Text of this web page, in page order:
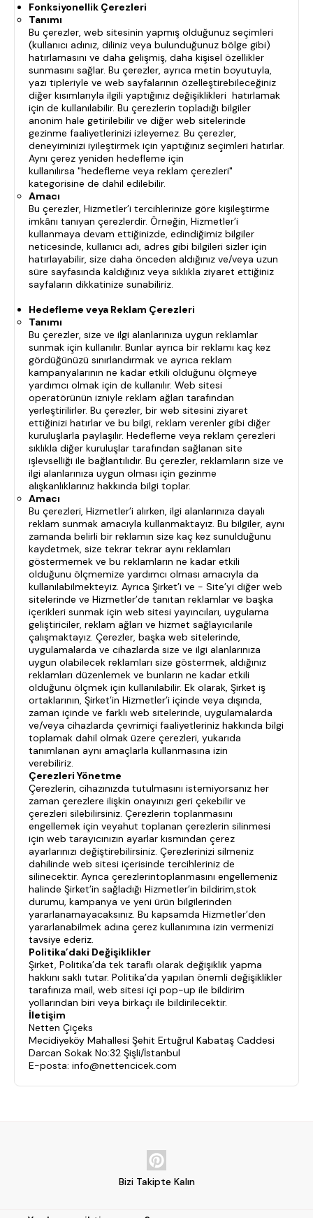
Fonksiyonellik Çerezleri
Tanımı
Bu çerezler, web sitesinin yapmış olduğunuz seçimleri
(kullanıcı adınız, diliniz veya bulunduğunuz bölge gibi)
hatırlamasını ve daha gelişmiş, daha kişisel özellikler
sunmasını sağlar. Bu çerezler, ayrıca metin boyutuyla,
yazı tipleriyle ve web sayfalarının özelleştirebileceğiniz
diğer kısımlarıyla ilgili yaptığınız değişiklikleri hatırlamak
için de kullanılabilir. Bu çerezlerin topladığı bilgiler
anonim hale getirilebilir ve diğer web sitelerinde
gezinme faaliyetlerinizi izleyemez. Bu çerezler,
deneyiminizi iyileştirmek için yaptığınız seçimleri hatırlar.
Aynı çerez yeniden hedefleme için
kullanılırsa "hedefleme veya reklam çerezleri"
kategorisine de dahil edilebilir.
Amacı
Bu çerezler, Hizmetler’i tercihlerinize göre kişileştirme
imkânı tanıyan çerezlerdir. Örneğin, Hizmetler’i
kullanmaya devam ettiğinizde, edindiğimiz bilgiler
neticesinde, kullanıcı adı, adres gibi bilgileri sizler için
hatırlayabilir, size daha önceden aldığınız ve/veya uzun
süre sayfasında kaldığınız veya sıklıkla ziyaret ettiğiniz
sayfaların dikkatinize sunabiliriz.
Hedefleme veya Reklam Çerezleri
Tanımı
Bu çerezler, size ve ilgi alanlarınıza uygun reklamlar
sunmak için kullanılır. Bunlar ayrıca bir reklamı kaç kez
gördüğünüzü sınırlandırmak ve ayrıca reklam
kampanyalarının ne kadar etkili olduğunu ölçmeye
yardımcı olmak için de kullanılır. Web sitesi
operatörünün izniyle reklam ağları tarafından
yerleştirilirler. Bu çerezler, bir web sitesini ziyaret
ettiğinizi hatırlar ve bu bilgi, reklam verenler gibi diğer
kuruluşlarla paylaşılır. Hedefleme veya reklam çerezleri
sıklıkla diğer kuruluşlar tarafından sağlanan site
işlevselliği ile bağlantılıdır. Bu çerezler, reklamların size ve
ilgi alanlarınıza uygun olması için gezinme
alışkanlıklarınız hakkında bilgi toplar.
Amacı
Bu çerezleri, Hizmetler’i alırken, ilgi alanlarınıza dayalı
reklam sunmak amacıyla kullanmaktayız. Bu bilgiler, aynı
zamanda belirli bir reklamın size kaç kez sunulduğunu
kaydetmek, size tekrar tekrar aynı reklamları
göstermemek ve bu reklamların ne kadar etkili
olduğunu ölçmemize yardımcı olması amacıyla da
kullanılabilmekteyiz. Ayrıca Şirket’i ve - Site’yi diğer web
sitelerinde ve Hizmetler’de tanıtan reklamlar ve başka
içerikleri sunmak için web sitesi yayıncıları, uygulama
geliştiriciler, reklam ağları ve hizmet sağlayıcılarile
çalışmaktayız. Çerezler, başka web sitelerinde,
uygulamalarda ve cihazlarda size ve ilgi alanlarınıza
uygun olabilecek reklamları size göstermek, aldığınız
reklamları düzenlemek ve bunların ne kadar etkili
olduğunu ölçmek için kullanılabilir. Ek olarak, Şirket iş
ortaklarının, Şirket’in Hizmetler’i içinde veya dışında,
zaman içinde ve farklı web sitelerinde, uygulamalarda
ve/veya cihazlarda çevrimiçi faaliyetleriniz hakkında bilgi
toplamak dahil olmak üzere çerezleri, yukarıda
tanımlanan aynı amaçlarla kullanmasına izin
verebiliriz.
Çerezleri Yönetme
Çerezlerin, cihazınızda tutulmasını istemiyorsanız her
zaman çerezlere ilişkin onayınızı geri çekebilir ve
çerezleri silebilirsiniz. Çerezlerin toplanmasını
engellemek için veyahut toplanan çerezlerin silinmesi
için web tarayıcınızın ayarlar kısmından çerez
ayarlarınızı değiştirebilirsiniz. Çerezlerinizi silmeniz
dahilinde web sitesi içerisinde tercihleriniz de
silinecektir. Ayrıca çerezlerintoplanmasını engellemeniz
halinde Şirket’in sağladığı Hizmetler’in bildirim,stok
durumu, kampanya ve yeni ürün bilgilerinden
yararlanamayacaksınız. Bu kapsamda Hizmetler’den
yararlanabilmek adına çerez kullanımına izin vermenizi
tavsiye ederiz.
Politika’daki Değişiklikler
Şirket, Politika’da tek taraflı olarak değişiklik yapma
hakkını saklı tutar. Politika’da yapılan önemli değişiklikler
tarafınıza mail, web sitesi içi pop-up ile bildirim
yollarından biri veya birkaçı ile bildirilecektir.
İletişim
Netten Çiçeks
Mecidiyeköy Mahallesi Şehit Ertuğrul Kabataş Caddesi
Darcan Sokak No:32 Şişli/İstanbul
E-posta: info@nettencicek.com
Bizi Takipte Kalın